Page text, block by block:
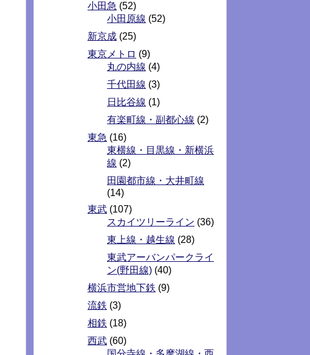
小田急 (52)
小田原線 (52)
新京成 (25)
東京メトロ (9)
丸の内線 (4)
千代田線 (3)
日比谷線 (1)
有楽町線・副都心線 (2)
東急 (16)
東横線・目黒線・新横浜
線 (2)
田園都市線・大井町線
(14)
東武 (107)
スカイツリーライン (36)
東上線・越生線 (28)
東武アーバンパークライ
ン(野田線) (40)
横浜市営地下鉄 (9)
流鉄 (3)
相鉄 (18)
西武 (60)